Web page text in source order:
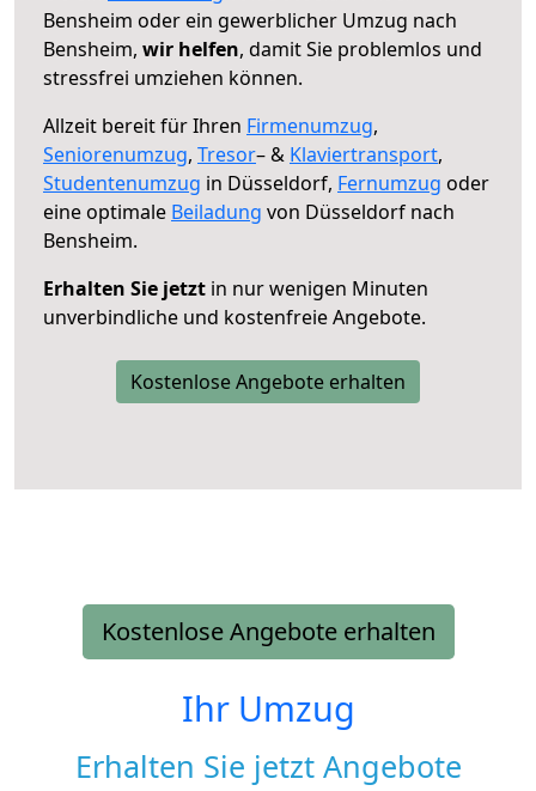
Bensheim oder ein gewerblicher Umzug nach
Bensheim, wir helfen, damit Sie problemlos und
stressfrei umziehen können.
Allzeit bereit für Ihren Firmenumzug,
Seniorenumzug, Tresor– & Klaviertransport,
Studentenumzug in Düsseldorf, Fernumzug oder
eine optimale Beiladung von Düsseldorf nach
Bensheim.
Erhalten Sie jetzt in nur wenigen Minuten
unverbindliche und kostenfreie Angebote.
Kostenlose Angebote erhalten
Kostenlose Angebote erhalten
Ihr Umzug
Erhalten Sie jetzt Angebote